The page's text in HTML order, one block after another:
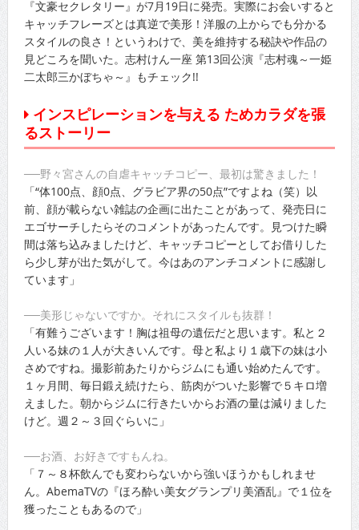
『文豪セクレタリー』が7月19日に発売。実際にお会いすると
キャッチフレーズとは真逆で美形！洋服の上からでも分かる
スタイルの良さ！というわけで、美を維持する秘訣や作品の
見どころを聞いた。志村けん一座 第13回公演『志村魂～一姫
二太郎三かぼちゃ～』もチェック!!
インスピレーションを与える ためカラダを張
るストーリー
──野々宮さんの自虐キャッチコピー、最初は驚きました！
「“体100点、顔0点、グラビア界の50点”ですよね（笑）以
前、顔が載らない雑誌の企画に出たことがあって、発売日に
エゴサーチしたらそのコメントがあったんです。見つけた瞬
間は落ち込みましたけど、キャッチコピーとしてお借りした
ら少し芽が出た気がして。今はあのアンチコメントに感謝し
ています」
──美形じゃないですか。それにスタイルも抜群！
「有難うございます！胸は祖母の遺伝だと思います。私と２
人いる妹の１人が大きいんです。母と私より１歳下の妹は小
さめですね。撮影前あたりからジムにも通い始めたんです。
１ヶ月間、毎日鍛え続けたら、筋肉がついた影響で５キロ増
えました。朝からジムに行きたいからお酒の量は減りました
けど。週２～３回ぐらいに」
──お酒、お好きですもんね。
「７～８杯飲んでも変わらないから強いほうかもしれませ
ん。AbemaTVの『ほろ酔い美女グランプリ美酒乱』で１位を
獲ったこともあるので」